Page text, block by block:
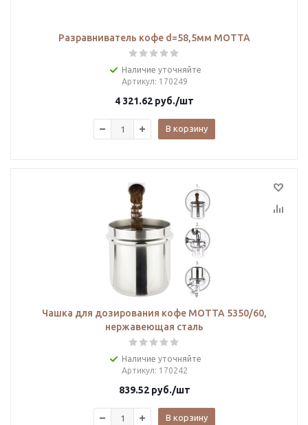
Разравниватель кофе d=58,5мм MOTTA
Наличие уточняйте
Артикул: 170249
4 321.62 руб./шт
В корзину
Чашка для дозирования кофе MOTTA 5350/60,
нержавеющая сталь
Наличие уточняйте
Артикул: 170242
839.52руб./шт
В корзину